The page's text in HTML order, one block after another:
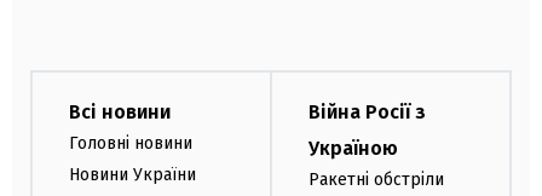
Всі новини
Головні новини
Новини України
Війна Росії з
Україною
Ракетні обстріли